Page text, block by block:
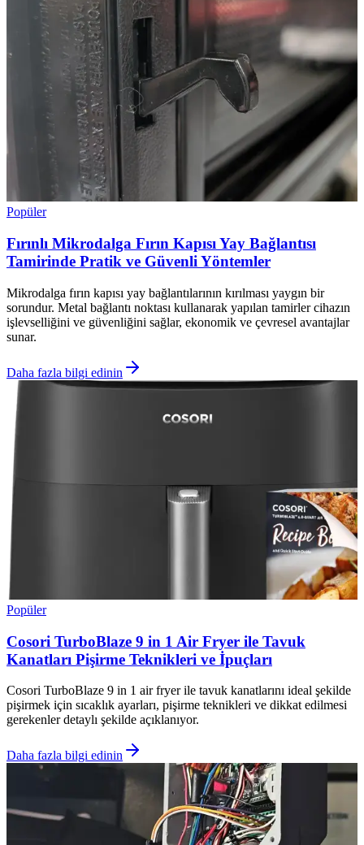
Popüler
Fırınlı Mikrodalga Fırın Kapısı Yay Bağlantısı
Tamirinde Pratik ve Güvenli Yöntemler
Mikrodalga fırın kapısı yay bağlantılarının kırılması yaygın bir
sorundur. Metal bağlantı noktası kullanarak yapılan tamirler cihazın
işlevselliğini ve güvenliğini sağlar, ekonomik ve çevresel avantajlar
sunar.
Daha fazla bilgi edinin
Popüler
Cosori TurboBlaze 9 in 1 Air Fryer ile Tavuk
Kanatları Pişirme Teknikleri ve İpuçları
Cosori TurboBlaze 9 in 1 air fryer ile tavuk kanatlarını ideal şekilde
pişirmek için sıcaklık ayarları, pişirme teknikleri ve dikkat edilmesi
gerekenler detaylı şekilde açıklanıyor.
Daha fazla bilgi edinin